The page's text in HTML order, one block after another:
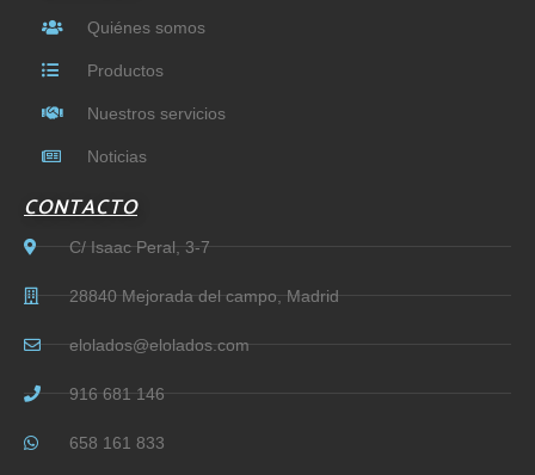
Quiénes somos
Productos
Nuestros servicios
Noticias
CONTACTO
C/ Isaac Peral, 3-7
28840 Mejorada del campo, Madrid
elolados@elolados.com
916 681 146
658 161 833